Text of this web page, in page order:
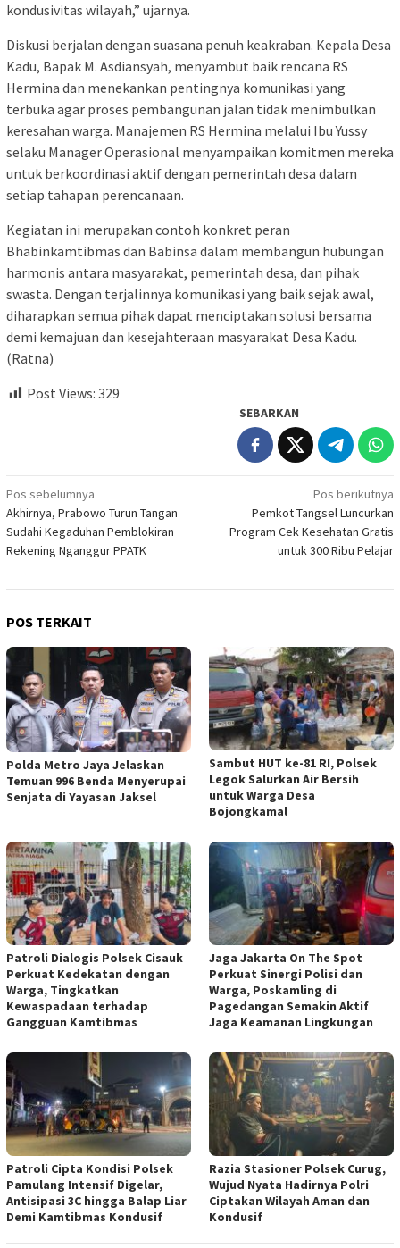
kondusivitas wilayah,” ujarnya.
Diskusi berjalan dengan suasana penuh keakraban. Kepala Desa
Kadu, Bapak M. Asdiansyah, menyambut baik rencana RS
Hermina dan menekankan pentingnya komunikasi yang
terbuka agar proses pembangunan jalan tidak menimbulkan
keresahan warga. Manajemen RS Hermina melalui Ibu Yussy
selaku Manager Operasional menyampaikan komitmen mereka
untuk berkoordinasi aktif dengan pemerintah desa dalam
setiap tahapan perencanaan.
Kegiatan ini merupakan contoh konkret peran
Bhabinkamtibmas dan Babinsa dalam membangun hubungan
harmonis antara masyarakat, pemerintah desa, dan pihak
swasta. Dengan terjalinnya komunikasi yang baik sejak awal,
diharapkan semua pihak dapat menciptakan solusi bersama
demi kemajuan dan kesejahteraan masyarakat Desa Kadu.
(Ratna)
Post Views: 329
SEBARKAN
Navigasi
pos
Pos sebelumnya
Akhirnya, Prabowo Turun Tangan
Sudahi Kegaduhan Pemblokiran
Rekening Nganggur PPATK
Pos berikutnya
Pemkot Tangsel Luncurkan
Program Cek Kesehatan Gratis
untuk 300 Ribu Pelajar
POS TERKAIT
Polda Metro Jaya Jelaskan
Temuan 996 Benda Menyerupai
Senjata di Yayasan Jaksel
Sambut HUT ke-81 RI, Polsek
Legok Salurkan Air Bersih
untuk Warga Desa
Bojongkamal
Patroli Dialogis Polsek Cisauk
Perkuat Kedekatan dengan
Warga, Tingkatkan
Kewaspadaan terhadap
Gangguan Kamtibmas
Jaga Jakarta On The Spot
Perkuat Sinergi Polisi dan
Warga, Poskamling di
Pagedangan Semakin Aktif
Jaga Keamanan Lingkungan
Patroli Cipta Kondisi Polsek
Pamulang Intensif Digelar,
Antisipasi 3C hingga Balap Liar
Demi Kamtibmas Kondusif
Razia Stasioner Polsek Curug,
Wujud Nyata Hadirnya Polri
Ciptakan Wilayah Aman dan
Kondusif